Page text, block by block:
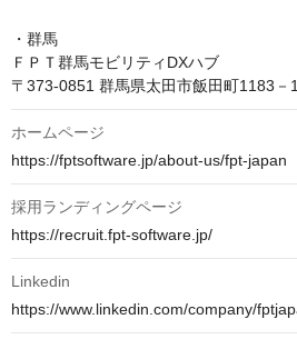
・群馬
ＦＰＴ群馬モビリティDXハブ
ホームページ
https://fptsoftware.jp/about-us/fpt-japan
採用ランディングページ
https://recruit.fpt-software.jp/
Linkedin
https://www.linkedin.com/company/